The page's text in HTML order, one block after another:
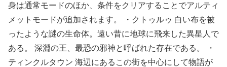
身は通常モードのほか、条件をクリアすることでアルティ
メットモードが追加されます。 ・クトゥルゥ 白い布を被
ったような謎の生命体。遠い昔に地球に飛来した異星人で
ある。 深淵の王、最恐の邪神と呼ばれた存在である。 ・
ティンクルタウン 海辺にあるこの街を中心にして物語が